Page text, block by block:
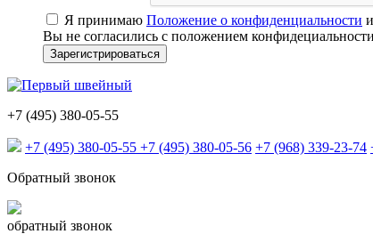
Я принимаю Положение о конфиденциальности
Вы не согласились с положением конфидециальности
+7 (495) 380-05-55
+7 (495) 380-05-55 +7 (495) 380-05-56 +7 (968) 339-23-74
Обратный звонок
обратный звонок